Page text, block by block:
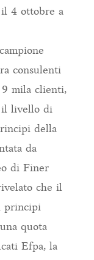
4 ottobre a
consulenti
mila clienti,
il livello di
della
da
di Finer
che il
principi
quota
Efpa, la